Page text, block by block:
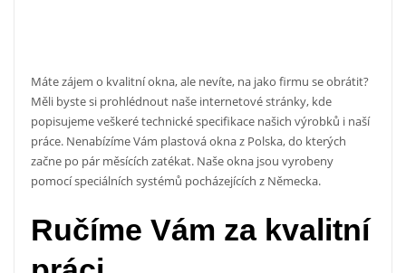
Máte zájem o kvalitní okna, ale nevíte, na jako firmu se obrátit?
Měli byste si prohlédnout naše internetové stránky, kde
popisujeme veškeré technické specifikace našich výrobků i naší
práce. Nenabízíme Vám plastová oknaz Polska, do kterých
začne po pár měsících zatékat. Naše okna jsou vyrobeny
pomocí speciálních systémů pocházejících z Německa.
Ručíme Vám za kvalitní